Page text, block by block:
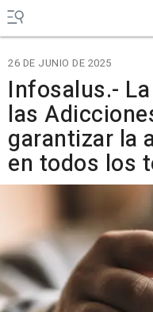
26 DE JUNIO DE 2025
Infosalus.-
las
garantizar la
en todos los